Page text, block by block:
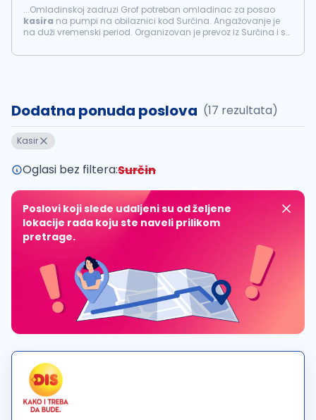
...Omladinskoj zadruzi Grof potreban omladinac za posao
kasira na pumpi na obilaznici kod Surčina. Angažovanje je
na duži vremenski period. Organizovan je prevoz iz Surčina i sa
Zarada je 80.000...
Dodatna ponuda poslova (17 rezultata)
Kasir
Oglasi bez filtera:Surčin
Poslovi koji slede udaljeni su od željene
lokacije rada koju ste naveli prilikom
pretrage.